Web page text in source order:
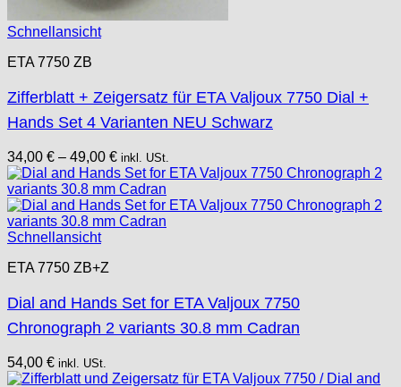
Schnellansicht
ETA 7750 ZB
Zifferblatt + Zeigersatz für ETA Valjoux 7750 Dial +
Hands Set 4 Varianten NEU Schwarz
34,00 € – 49,00 € inkl. USt.
Schnellansicht
ETA 7750 ZB+Z
Dial and Hands Set for ETA Valjoux 7750
Chronograph 2 variants 30.8 mm Cadran
54,00 € inkl. USt.